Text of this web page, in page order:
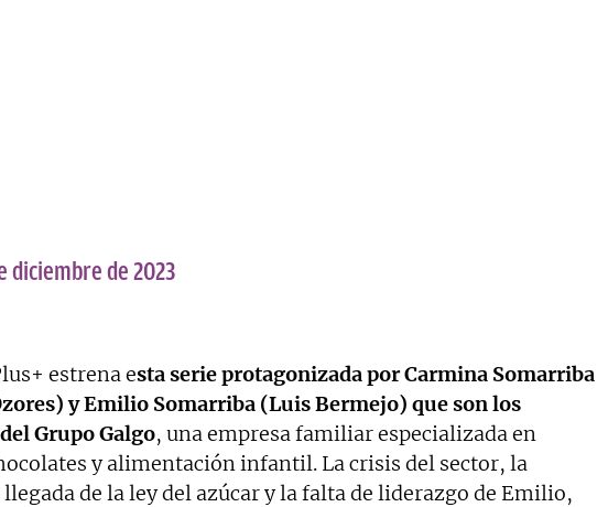
diciembre de 2023
estrena esta serie protagonizada por Carmina Somarriba
y Emilio Somarriba (Luis Bermejo) que son los
Grupo Galgo, una empresa familiar especializada en
y alimentación infantil. La crisis del sector, la
de la ley del azúcar y la falta de liderazgo de Emilio,